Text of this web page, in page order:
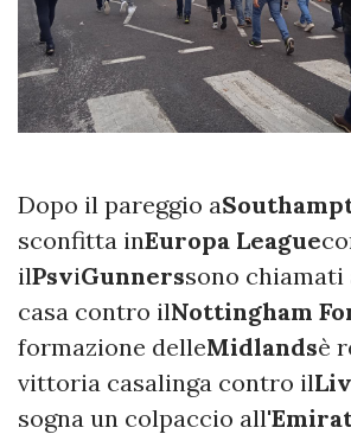
Dopo il pareggio a
sconfitta inEuropa League
ilPsviGunnerssono
casa contro ilNottingham
formazione delleMidlandsè
vittoria casalinga contro il
sogna un colpaccio all'